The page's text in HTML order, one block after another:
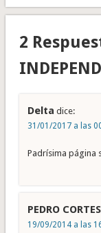
2
Delta dice:
31/01/2017 a las
Padrísima página
PEDRO CORTES
19/09/2014 a las